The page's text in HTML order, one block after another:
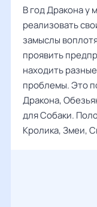
В год Дракона у
реализовать
замыслы
проявить
находить
проблемы. Это
Дракона,
для Собаки.
Кролика, Змеи,